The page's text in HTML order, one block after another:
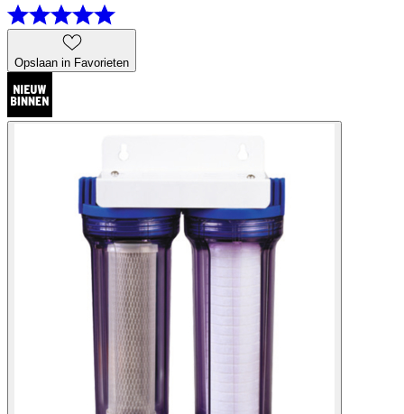
Opslaan in Favorieten